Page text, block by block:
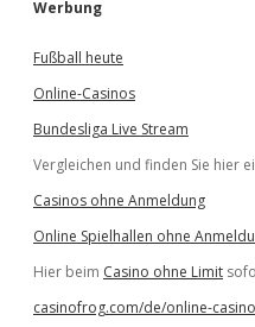
Werbung
Fußball heute
Online-Casinos
Bundesliga Live Stream
Vergleichen und finden Sie hier
Casinos ohne Anmeldung
Online Spielhallen ohne
Hier beim Casino ohne Limit
casinofrog.com/de/online-